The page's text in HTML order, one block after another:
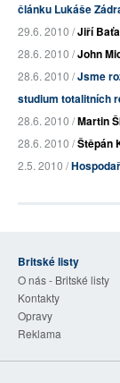
článku Lukáše
29.6. 2010 /Jiří Baťa
28.6. 2010 /John
28.6. 2010 /Jsme
studium totalitních
28.6. 2010 /Martin
28.6. 2010 /Štěpán
2.5. 2010 /
Britské listy
O nás - Britské listy
Kontakty
Opravy
Reklama